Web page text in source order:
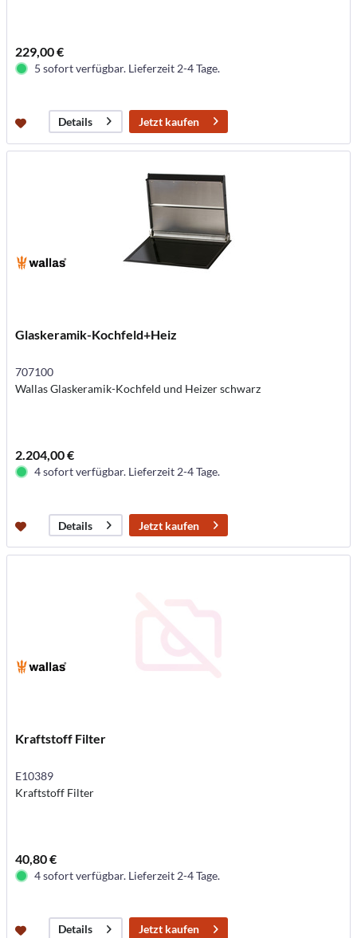
229,00 €
5 sofort verfügbar. Lieferzeit 2-4 Tage.
Details Jetzt kaufen
Glaskeramik-Kochfeld+Heiz
707100
Wallas Glaskeramik-Kochfeld und Heizer schwarz
2.204,00 €
4 sofort verfügbar. Lieferzeit 2-4 Tage.
Details Jetzt kaufen
Kraftstoff Filter
E10389
Kraftstoff Filter
40,80 €
4 sofort verfügbar. Lieferzeit 2-4 Tage.
Details Jetzt kaufen